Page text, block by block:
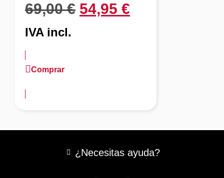
69,00€ 54,95 €
IVA incl.
Comprar
¿Necesitas ayuda?